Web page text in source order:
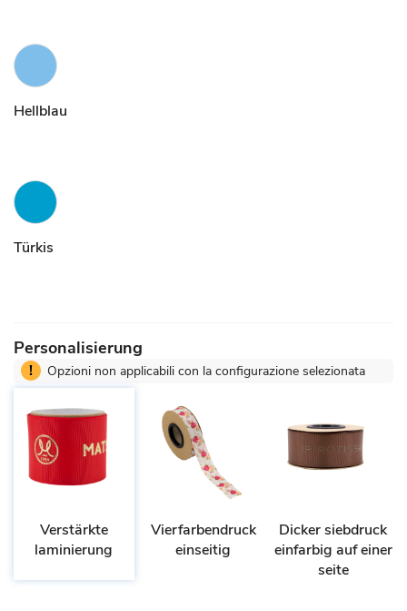
Hellblau
Türkis
Personalisierung
! Opzioni non applicabili con la configurazione selezionata
Verstärkte
laminierung
Vierfarbendruck
einseitig
Dicker siebdruck
einfarbig auf einer
seite